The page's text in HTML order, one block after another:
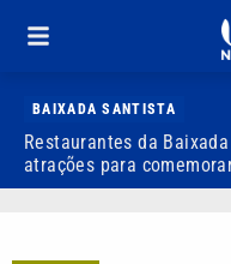
BAIXADA SANTISTA
Restaurantes da
atrações para